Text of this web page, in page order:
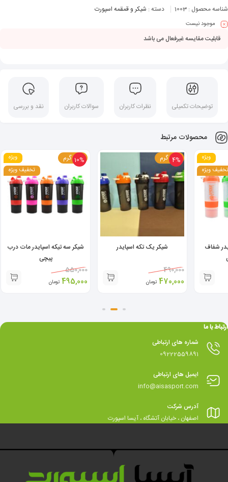
شناسه محصول : 1003 دسته : شیکر و قمقمه اسپورت
موجود نیست
قابلیت مقایسه غیرفعال می باشد
توضیحات تکمیلی نظرات کاربران سوالات کاربران نقد و بررسی
محصولات مرتبط
ویژه
تخفیف ویژه
شفاف
4%
200 گرم
شیکر یک تکه اسپایدر
490,000
470,000 تومان
ویژه
تخفیف ویژه
10%
200 گرم
شیکر سه تیکه اسپایدر مات درب
پیچی
550,000
495,000 تومان
ارتباط با ما
شماره های ارتباطی
09222559891
ایمیل های ارتباطی
info@aisasport.com
آدرس شرکت
اصفهان ، خیابان آتشگاه ، آیسا اسپورت